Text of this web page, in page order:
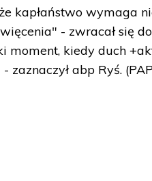
kapłaństwo wymaga
- zwracał się
moment, kiedy duch
zaznaczył abp Ryś.